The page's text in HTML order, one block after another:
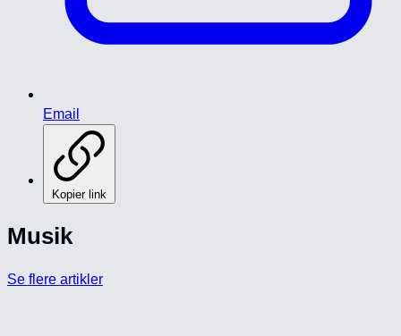
Email
Kopier link
Musik
Se flere artikler